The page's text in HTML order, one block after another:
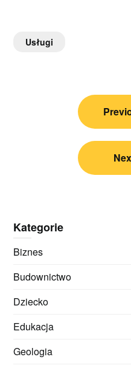
Usługi
Nawigacja
Kategorie
Biznes
Budownictwo
Dziecko
Edukacja
Geologia